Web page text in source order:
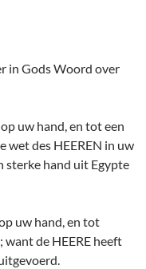
in Gods Woord over
uw hand, en tot een
wet des HEEREN in uw
sterke hand uit Egypte
uw hand, en tot
de HEERE heeft